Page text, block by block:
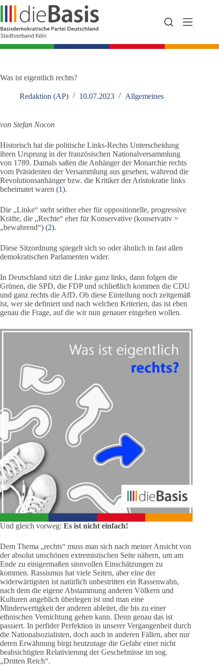
Zum
springen
Was ist eigentlich rechts?
Redaktion (AP) 10.07.2023 Allgemeines
von Stefan Nocon
Historisch hat die politische Links-Rechts Unterscheidung
ihren Ursprung in der französischen Nationalversammlung
von 1789. Damals saßen die Anhänger der Monarchie rechts
vom Präsidenten der Versammlung aus gesehen, während die
Revolutionsanhänger bzw. die Kritiker der Aristokratie links
beheimatet waren (1).
Die „Linke“ steht seither eher für oppositionelle, progressive
Kräfte, die „Rechte“ eher für Konservative (konservativ =
„bewahrend“) (2).
Diese Sitzordnung spiegelt sich so oder ähnlich in fast allen
demokratischen Parlamenten wider.
In Deutschland sitzt die Linke ganz links, dann folgen die
Grünen, die SPD, die FDP und schließlich kommen die CDU
und ganz rechts die AfD. Ob diese Einteilung noch zeitgemäß
ist, wer sie definiert und nach welchen Kriterien, das ist eben
genau die Frage, auf die wir nun genauer eingehen wollen.
Und gleich vorweg: Es ist nicht einfach!
Dem Thema „rechts“ muss man sich nach meiner Ansicht von
der absolut unschönen extremistischen Seite nähern, um am
Ende zu einigermaßen sinnvollen Einschätzungen zu
kommen. Rassismus hat viele Seiten, aber eine der
widerwärtigsten ist natürlich unbestritten ein Rassenwahn,
nach dem die eigene Abstammung anderen Völkern und
Kulturen angeblich überlegen ist und man eine
Minderwertigkeit der anderen ableitet, die bis zu einer
ethnischen Vernichtung gehen kann. Denn genau das ist
passiert. In perfider Perfektion in unserer Vergangenheit durch
die Nationalsozialisten, doch auch in anderen Fällen, aber nur
deren Erwähnung birgt heutzutage die Gefahr einer nicht
beabsichtigten Relativierung der Geschehnisse im sog.
„Dritten Reich“.